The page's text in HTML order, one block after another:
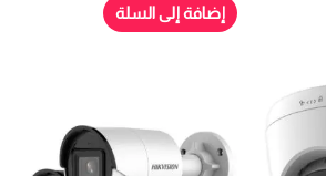
من
5
إضافة إلى السلة